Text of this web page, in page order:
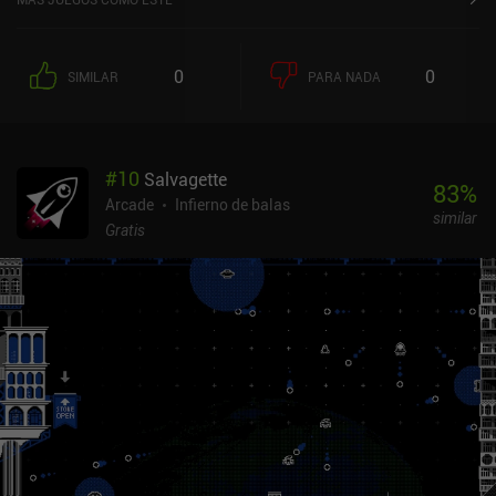
SIMILAR 0 PARA NADA 0
#10 Salvagette
Arcade
Infierno de balas
Gratis
83%
similar